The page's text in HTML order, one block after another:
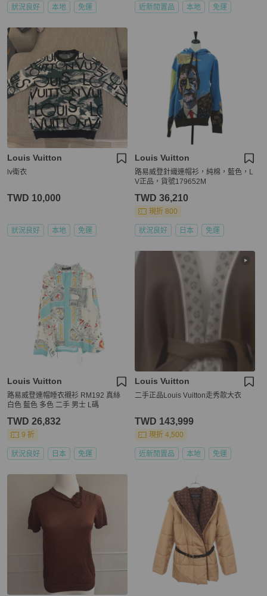
狀況良好 本地 免運 近新閒置品 本地 免運
Louis Vuitton
lv衛衣
TWD 10,000
狀況良好 本地 免運
Louis Vuitton
路易威登針織連帽衫，純棉，藍色，L
V正品，貨號179652M
TWD 36,210
現折 800
狀況良好 日本 免運
Louis Vuitton
路易威登連帽睡衣襯衫 RM192 真絲
白色 藍色 多色 二手 男士 L碼
TWD 26,832
9 折
狀況良好 日本 免運
Louis Vuitton
二手正品Louis Vuitton走秀款大衣
TWD 143,999
現折 4,500
近新閒置品 本地 免運